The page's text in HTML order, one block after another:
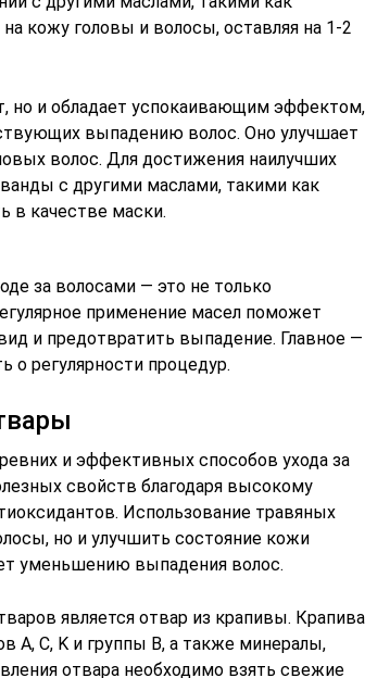
кожу головы и волосы, оставляя на 1-2
но и обладает успокаивающим эффектом,
выпадению волос. Оно улучшает
волос. Для достижения наилучших
с другими маслами, такими как
в качестве маски.
за волосами — это не только
применение масел поможет
и предотвратить выпадение. Главное —
о регулярности процедур.
и эффективных способов ухода за
свойств благодаря высокому
Использование травяных
но и улучшить состояние кожи
уменьшению выпадения волос.
является отвар из крапивы. Крапива
A, C, K и группы B, а также минералы,
отвара необходимо взять свежие